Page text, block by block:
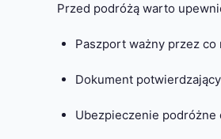
Przed podróżą warto
Paszport ważny przez
Dokument
Ubezpieczenie